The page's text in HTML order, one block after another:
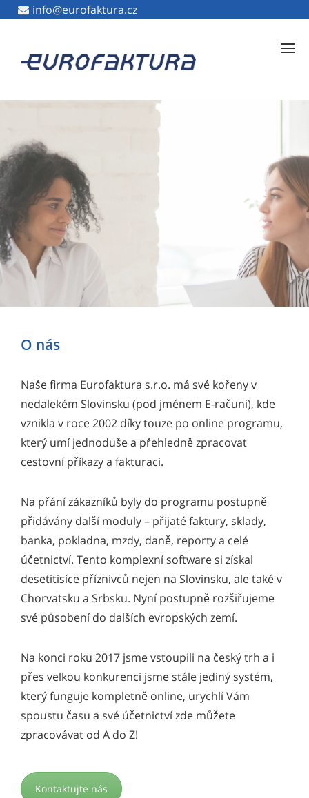
info@eurofaktura.cz
info@eurofaktura.cz
O nás
Naše firma Eurofaktura s.r.o. má své kořeny v
nedalekém Slovinsku (pod jménem E-računi), kde
vznikla v roce 2002 díky touze po online programu,
který umí jednoduše a přehledně zpracovat
cestovní příkazy a fakturaci.
Na přání zákazníků byly do programu postupně
přidávány další moduly – přijaté faktury, sklady,
banka, pokladna, mzdy, daně, reporty a celé
účetnictví. Tento komplexní software si získal
desetitisíce příznivců nejen na Slovinsku, ale také v
Chorvatsku a Srbsku. Nyní postupně rozšiřujeme
své působení do dalších evropských zemí.
Na konci roku 2017 jsme vstoupili na český trh a i
přes velkou konkurenci jsme stále jediný systém,
který funguje kompletně online, urychlí Vám
spoustu času a své účetnictví zde můžete
zpracovávat od A do Z!
Kontaktujte nás